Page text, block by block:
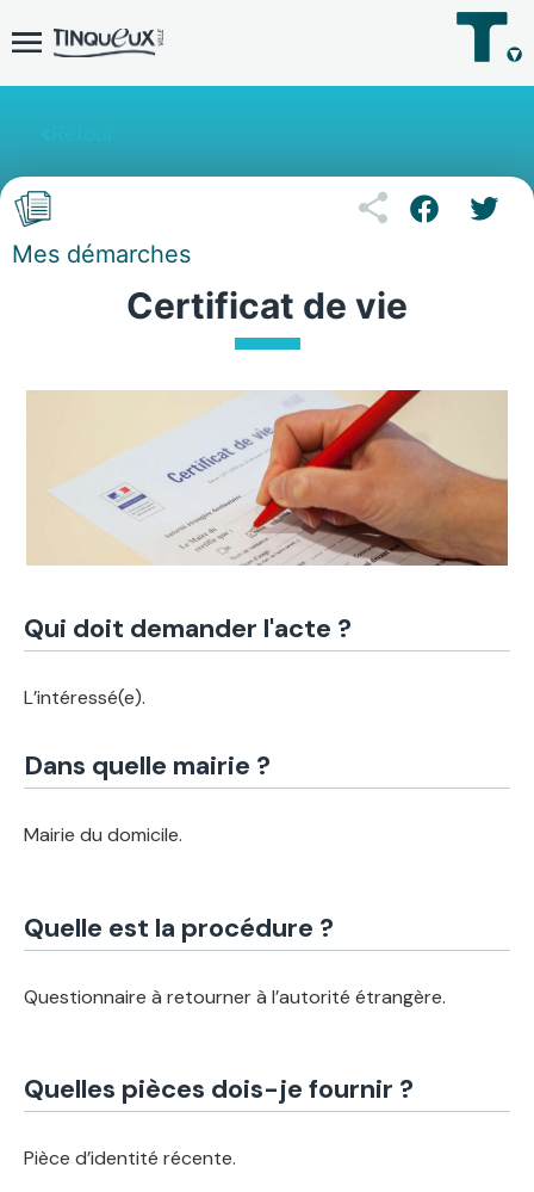
Mes démarches
Certificat de vie
Qui doit demander l'acte ?
L’intéressé(e).
Dans quelle mairie ?
Mairie du domicile.
Quelle est la procédure ?
Questionnaire à retourner à l’autorité étrangère.
Quelles pièces dois-je fournir ?
Pièce d’identité récente.